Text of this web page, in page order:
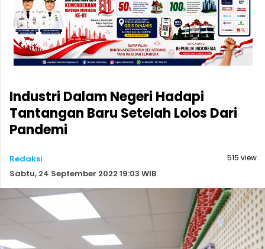
Industri Dalam Negeri Hadapi
Tantangan Baru Setelah Lolos Dari
Pandemi
Redaksi
Sabtu, 24 September 2022 19:03 WIB
515 view